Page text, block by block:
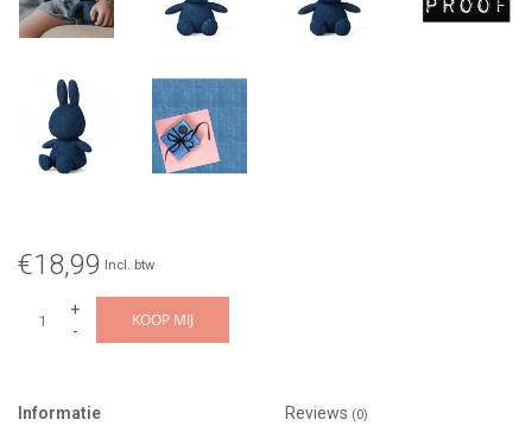
€18,99 Incl. btw
+
-
KOOP MIJ
Informatie Reviews (0)